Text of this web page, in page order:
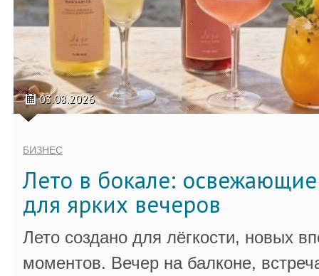
03.08.2026
БИЗНЕС
Лето в бокале:
для ярких вечеров
Лето создано для лёгкости, новых
моментов. Вечер на балконе,